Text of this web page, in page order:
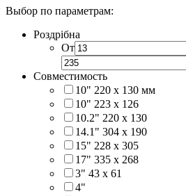
Выбор по параметрам:
Роздрібна
От
Совместимость
10" 220 x 130 мм
10" 223 x 126
10.2" 220 x 130
14.1" 304 х 190
15" 228 x 305
17" 335 х 268
3" 43 x 61
4"